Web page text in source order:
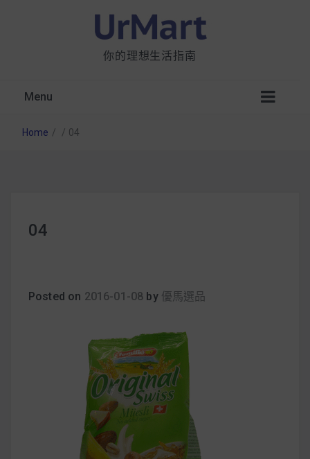
你的理想生活指南
Menu
析：成分、營養價值及其優缺點
健身重訓菜單
運動健身飲食建議
Home / / 04
04
Posted on 2016-01-08 by 優馬選品